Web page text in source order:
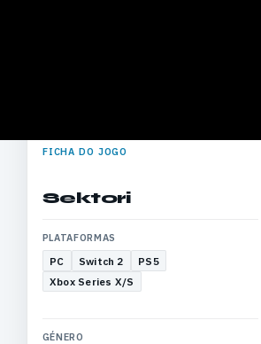
FICHA DO JOGO
Sektori
PLATAFORMAS
PC Switch 2
PS5
Xbox Series X/S
GÉNERO